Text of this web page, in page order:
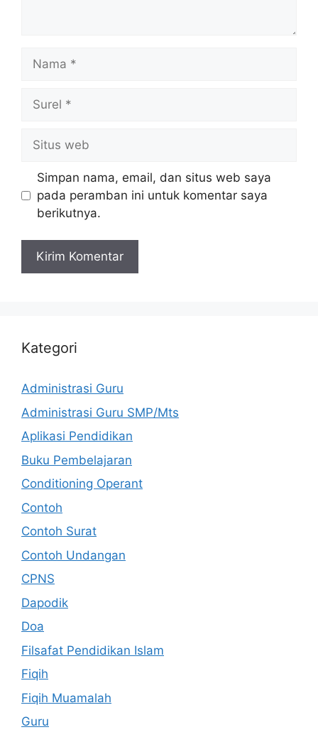
web
Simpan nama, email, dan situs web saya
pada peramban ini untuk komentar saya
berikutnya.
Kategori
Administrasi Guru
Administrasi Guru SMP/Mts
Aplikasi Pendidikan
Buku Pembelajaran
Conditioning Operant
Contoh
Contoh Surat
Contoh Undangan
CPNS
Dapodik
Doa
Filsafat Pendidikan Islam
Fiqih
Fiqih Muamalah
Guru